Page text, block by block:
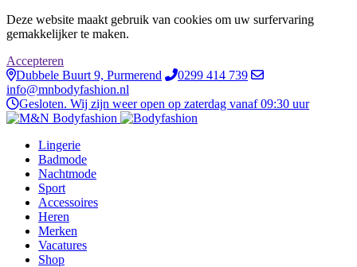
Deze website maakt gebruik van cookies om uw surfervaring
gemakkelijker te maken.
Accepteren
Dubbele Buurt 9, Purmerend
0299 414 739
info@mnbodyfashion.nl
Gesloten. Wij zijn weer open op zaterdag vanaf 09:30 uur
Lingerie
Badmode
Nachtmode
Sport
Accessoires
Heren
Merken
Vacatures
Shop